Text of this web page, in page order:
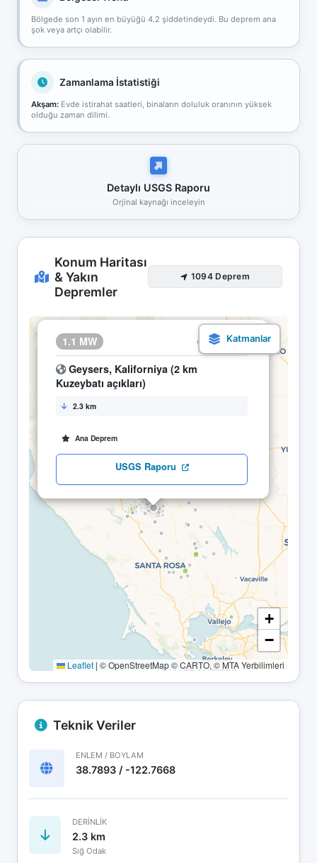
Bölgede son 1 ayın en büyüğü 4.2 şiddetindeydi. Bu deprem ana
şok veya artçı olabilir.
Zamanlama İstatistiği
Akşam: Evde istirahat saatleri, binaların doluluk oranının yüksek
olduğu zaman dilimi.
Detaylı USGS Raporu
Orjinal kaynağı inceleyin
Konum Haritası
& Yakın
Depremler
1094 Deprem
1.1 MW 20.05 18:53
Geysers, Kaliforniya (2 km
Kuzeybatı açıkları)
2.3 km
Ana Deprem
USGS Raporu
×
+
−
Leaflet | © OpenStreetMap © CARTO, © MTA Yerbilimleri
Teknik Veriler
ENLEM / BOYLAM
38.7893 / -122.7668
DERINLIK
2.3 km
Sığ Odak